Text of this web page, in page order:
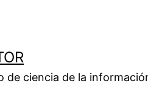
de ciencia de la